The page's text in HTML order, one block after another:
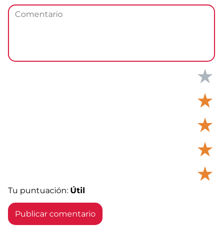
★
★
★
★
★
Tu puntuación: Útil